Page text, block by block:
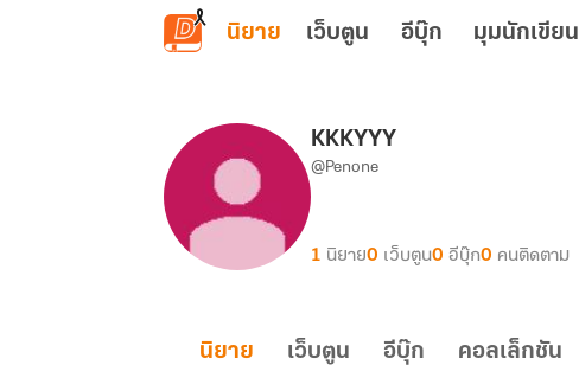
ข้ามไปยังเนื้อหาหลัก
นิยาย เว็บตูน อีบุ๊ก มุมนักเขียน
KKKYYY
@Penone
1 นิยาย0 เว็บตูน0 อีบุ๊ก0 คนติดตาม
นิยาย เว็บตูน อีบุ๊ก คอลเล็กชัน